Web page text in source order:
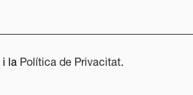
i la Política de Privacitat.